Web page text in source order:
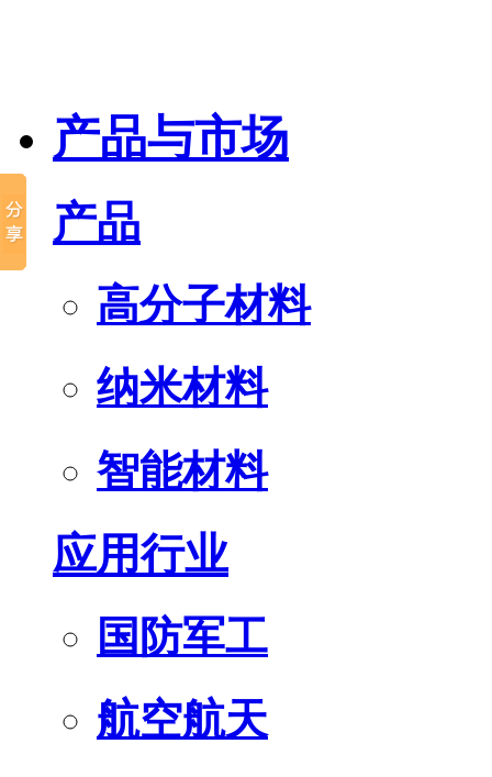
产品与市场
产品
高分子材料
纳米材料
智能材料
应用行业
国防军工
航空航天